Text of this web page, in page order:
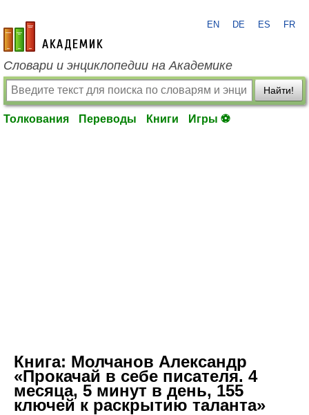
academic.ru
EN DE ES FR
Словари и энциклопедии на Академике
Найти!
Толкования Переводы Книги Игры ⚽
Книга: Молчанов Александр
«Прокачай в себе писателя. 4
месяца, 5 минут в день, 155
ключей к раскрытию таланта»